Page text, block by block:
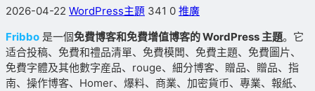
2026-04-22 WordPress主題 341 0 推廣
Fribbo 是一個免費博客和免費增值博客的 WordPress 主題。它
适合投稿、免費和禮品清單、免費模闆、免費主題、免費圖片、
免費字體及其他數字産品、rouge、細分博客、贈品、贈品、指
南、操作博客、Homer、爆料、商業、加密貨币、專業、報紙、